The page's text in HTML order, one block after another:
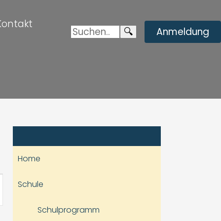
Suchen: Enviar
búsqueda
🔍 Anmeldung
Home
Schule
Schulprogramm